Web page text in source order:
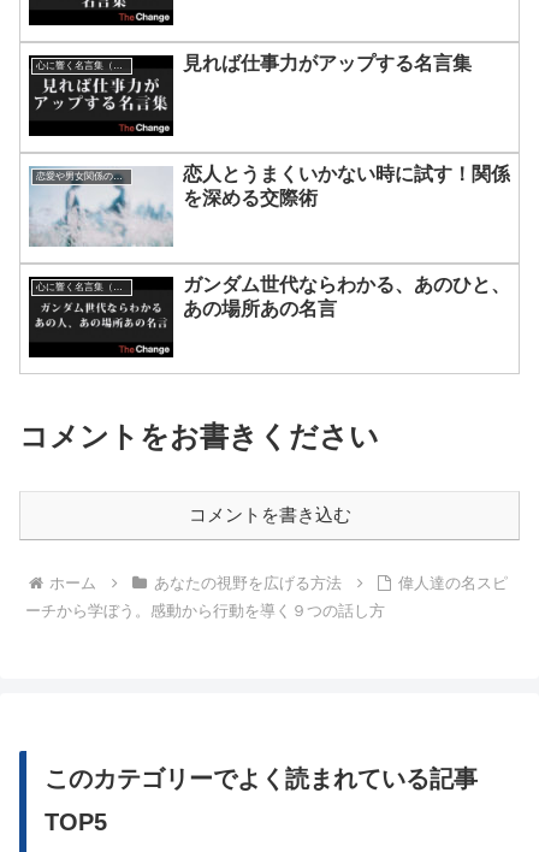
心に響く名言集（動画） 見れば仕事力がアップする名言集
恋愛や男女関係の悩み
恋人とうまくいかない時に試す！関係
を深める交際術
心に響く名言集（動画）
ガンダム世代ならわかる、あのひと、
あの場所あの名言
コメントをお書きください
コメントを書き込む
ホーム あなたの視野を広げる方法
偉人達の名スピ
ーチから学ぼう。感動から行動を導く９つの話し方
このカテゴリーでよく読まれている記事
TOP5